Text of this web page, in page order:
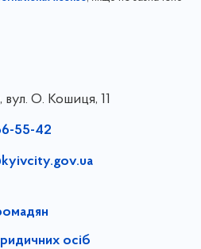
вул. О. Кошиця, 11
55-42
осіб